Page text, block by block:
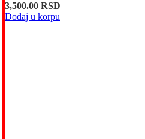
3,500.00 RSD
Dodaj u korpu